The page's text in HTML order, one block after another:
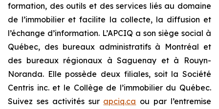
formation, des outils et des services liés au domaine
de l’immobilier et facilite la collecte, la diffusion et
l’échange d’information. L’APCIQ a son siège social à
Québec, des bureaux administratifs à Montréal et
des bureaux régionaux à Saguenay et à Rouyn-
Noranda. Elle possède deux filiales, soit la Société
Centris inc. et le Collège de l’immobilier du Québec.
Suivez ses activités sur apciq.ca ou par l’entremise